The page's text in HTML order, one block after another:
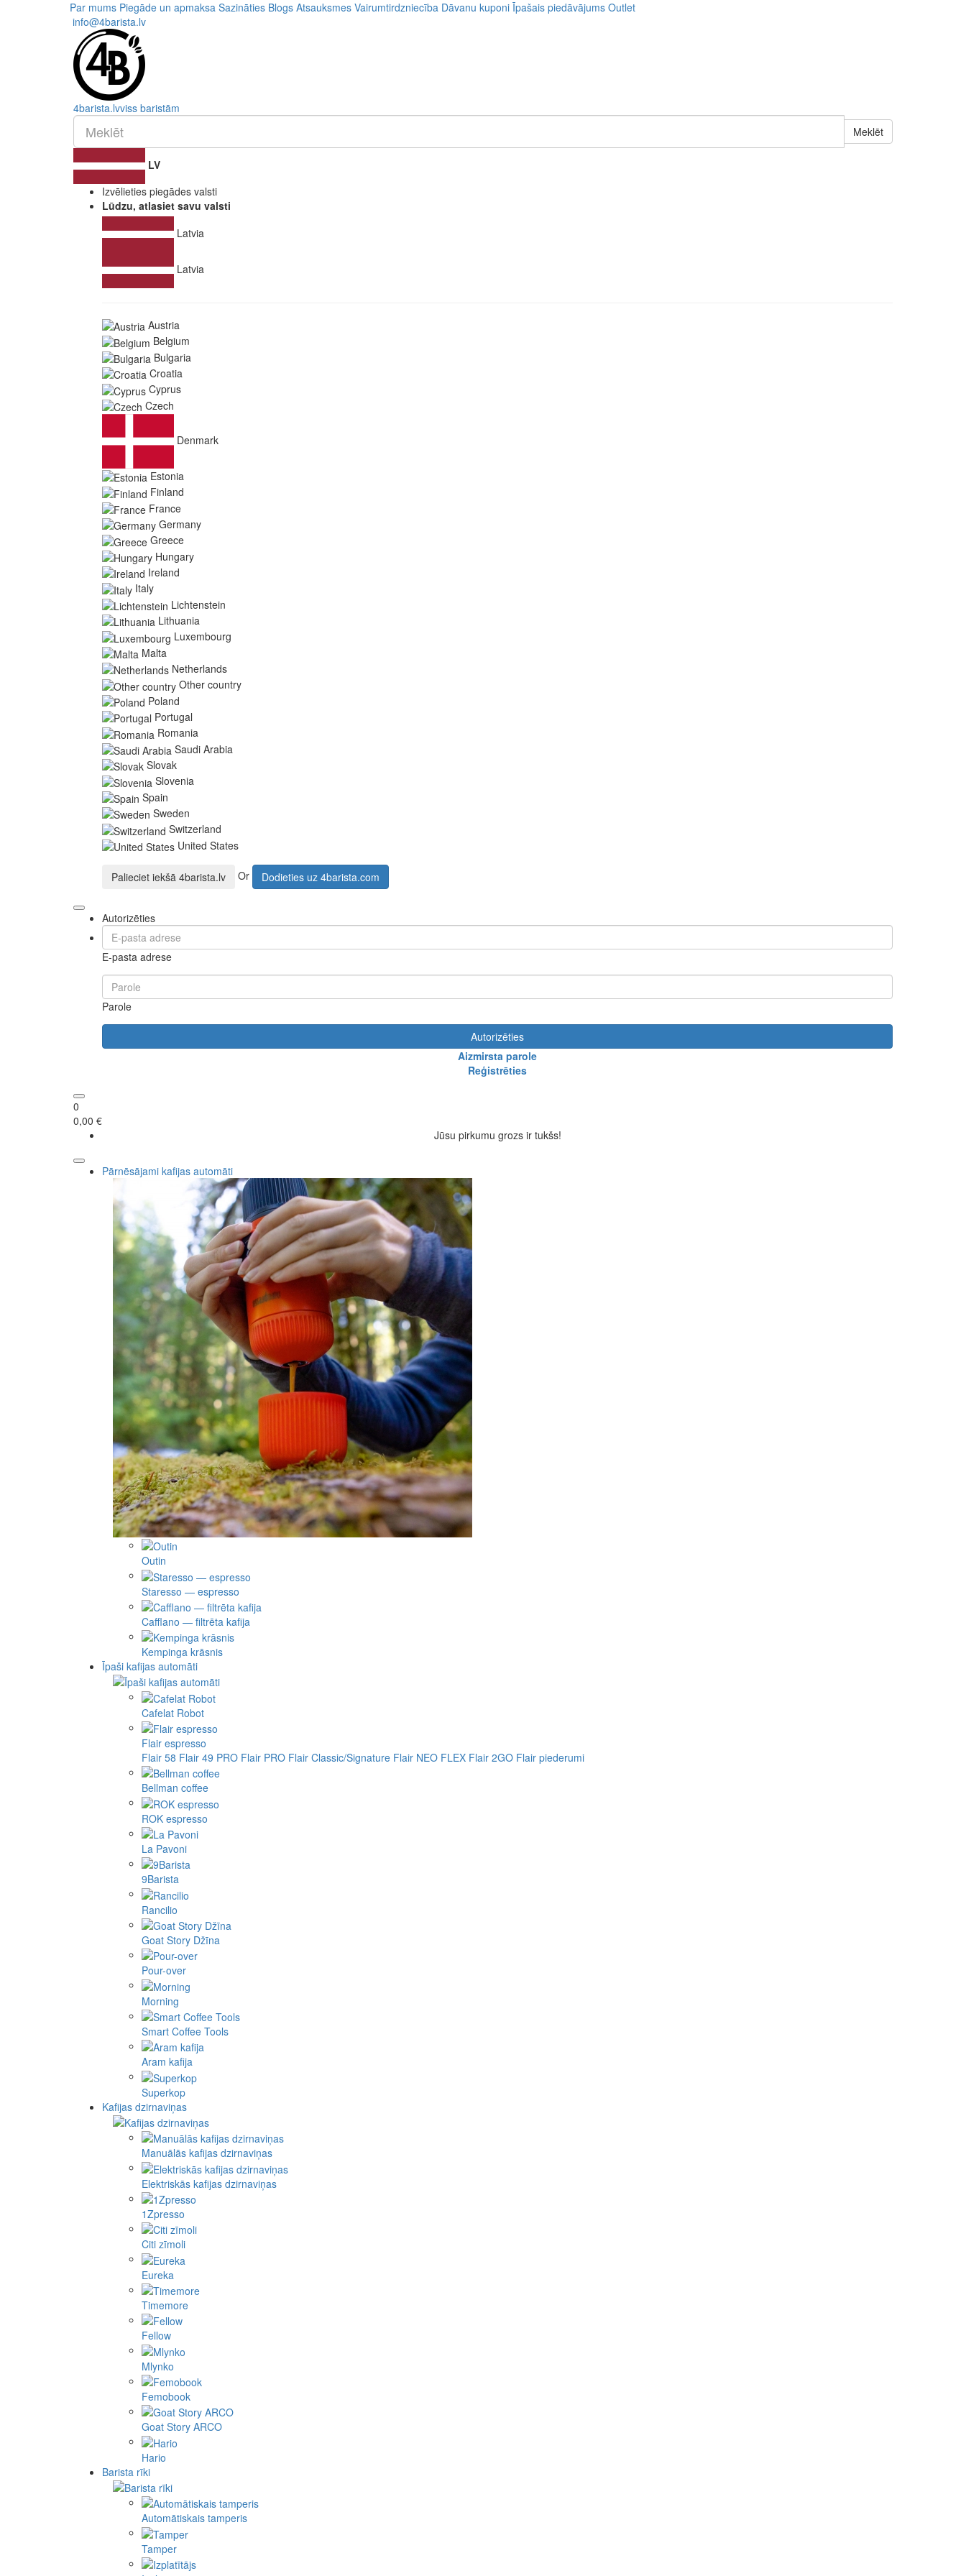
Par mums Piegāde un apmaksa Sazināties Blogs Atsauksmes Vairumtirdzniecība Dāvanu kuponi Īpašais piedāvājums Outlet
info@4barista.lv
4barista.lvviss baristām
Meklēt
LV
Izvēlieties piegādes valsti
Lūdzu, atlasiet savu valsti
Latvia
Latvia
Austria
Belgium
Bulgaria
Croatia
Cyprus
Czech
Denmark
Estonia
Finland
France
Germany
Greece
Hungary
Ireland
Italy
Lichtenstein
Lithuania
Luxembourg
Malta
Netherlands
Other country
Poland
Portugal
Romania
Saudi Arabia
Slovak
Slovenia
Spain
Sweden
Switzerland
United States
Palieciet iekšā 4barista.lv Or Dodieties uz 4barista.com
Autorizēties
E-pasta adrese
Parole
Autorizēties
Aizmirsta parole
Reģistrēties
0
0,00 €
Jūsu pirkumu grozs ir tukšs!
Pārnēsājami kafijas automāti
Outin
Staresso — espresso
Cafflano — filtrēta kafija
Kempinga krāsnis
Īpaši kafijas automāti
Cafelat Robot
Flair espresso
Flair 58 Flair 49 PRO Flair PRO Flair Classic/Signature Flair NEO FLEX Flair 2GO Flair piederumi
Bellman coffee
ROK espresso
La Pavoni
9Barista
Rancilio
Goat Story Džīna
Pour-over
Morning
Smart Coffee Tools
Aram kafija
Superkop
Kafijas dzirnaviņas
Manuālās kafijas dzirnaviņas
Elektriskās kafijas dzirnaviņas
1Zpresso
Citi zīmoli
Eureka
Timemore
Fellow
Mlynko
Femobook
Goat Story ARCO
Hario
Barista rīki
Automātiskais tamperis
Tamper